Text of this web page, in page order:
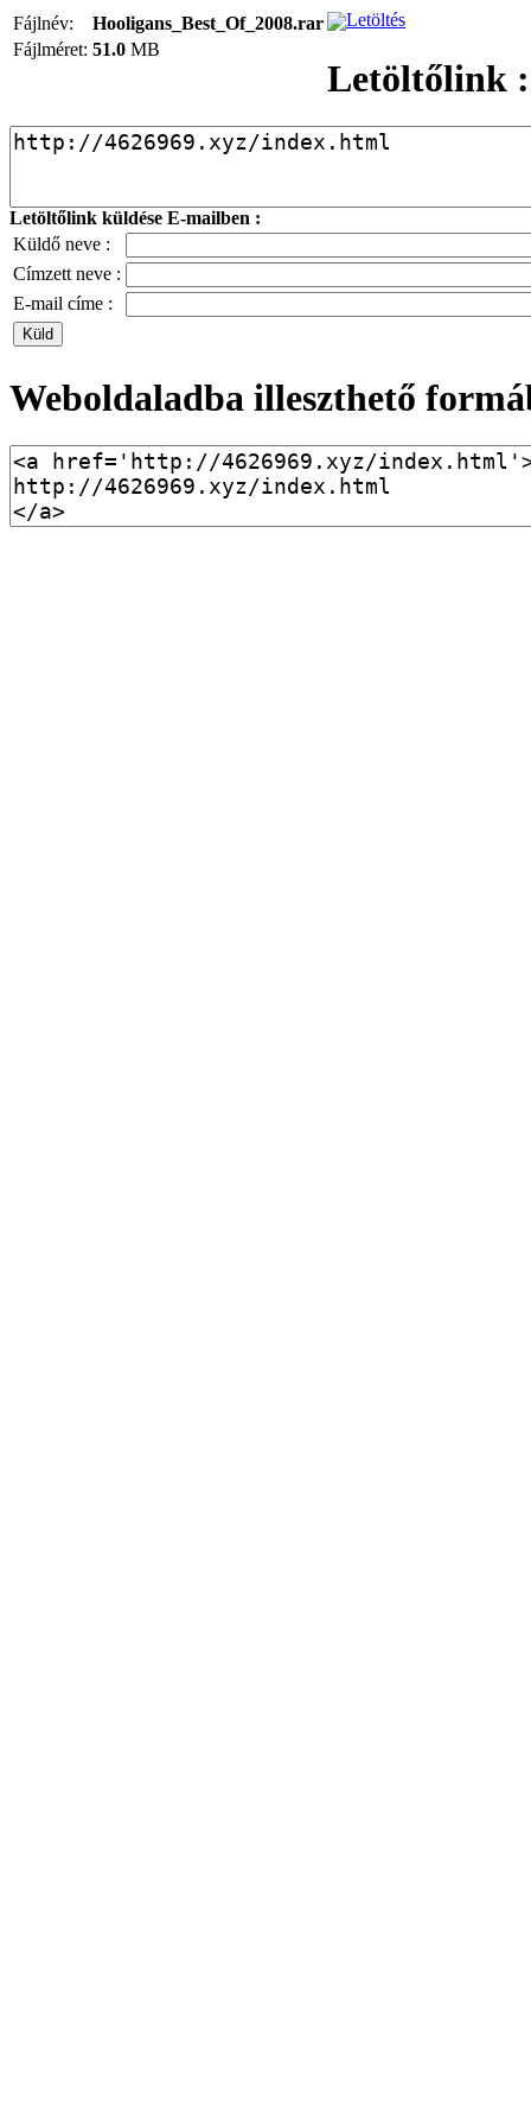
Fájlnév:
Hooligans_Best_Of_2008.rar
Fájlméret: 51.0 MB
Letöltés
Letöltőlink :
Letöltőlink küldése E-mailben :
Küldő neve :
Címzett neve :
E-mail címe :
Weboldaladba illeszthető